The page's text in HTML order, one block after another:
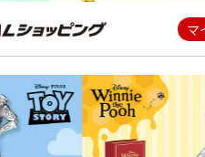
マ